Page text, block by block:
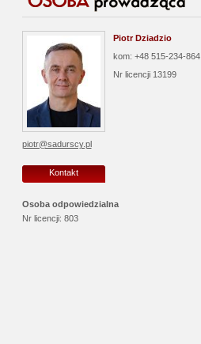
Piotr Dziadzio
kom: +48 515-234-864
Nr licencji 13199
piotr@sadurscy.pl
Kontakt
Osoba odpowiedzialna
Nr licencji: 803